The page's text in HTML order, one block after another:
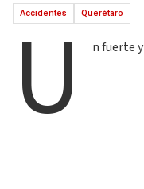
Accidentes Querétaro
U n fuerte